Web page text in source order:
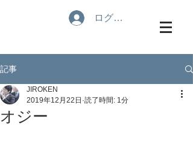
ログイン
記事
オジー
JIROKEN
2019年12月22日 読了時間: 1分